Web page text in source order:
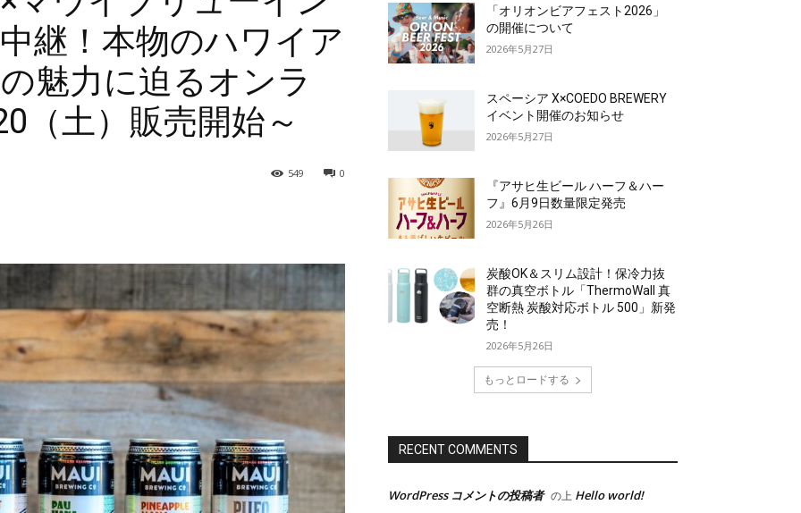
継！本物のハワイア
魅力に迫るオンラ
（土）販売開始～
0
549
「オリオンビアフェスト2026」
の開催について
2026年5月27日
スペーシア X×COEDO BREWERY
イベント開催のお知らせ
2026年5月27日
『アサヒ生ビール ハーフ＆ハー
フ』6月9日数量限定発売
2026年5月26日
炭酸OK＆スリム設計！保冷力抜
群の真空ボトル「ThermoWall 真
空断熱 炭酸対応ボトル 500」新発
売！
2026年5月26日
もっとロードする
RECENT COMMENTS
WordPress コメントの投稿者 の上 Hello world!